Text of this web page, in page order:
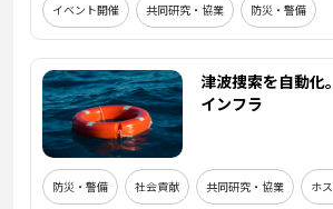
イベント開催 共同研究・協業 防災・警備
津波捜索を自動化
インフラ
防災・警備 社会貢献 共同研究・協業 ホ